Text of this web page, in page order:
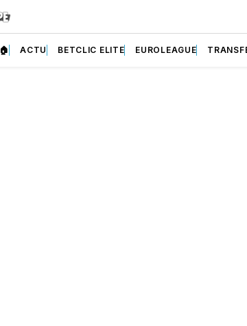
🏠 ACTU BETCLIC ELITE EUROLEAGUE